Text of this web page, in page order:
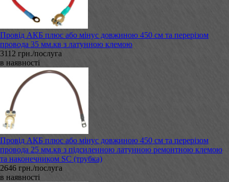
Провід АКБ плюс або мінус довжиною 450 см та перерізом
провода 35 мм.кв з латунною клемою
3112 грн./послуга
в наявності
Провід АКБ плюс або мінус довжиною 450 см та перерізом
провода 25 мм.кв з підсиленною латунною ремонтною клемою
та наконечником SC (трубка)
2646 грн./послуга
в наявності